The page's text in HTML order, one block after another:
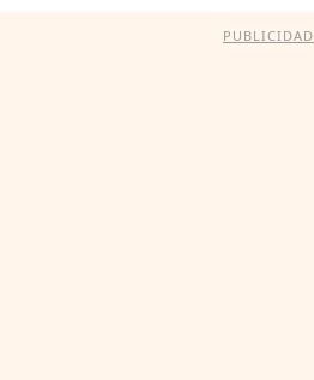
PUBLICIDAD